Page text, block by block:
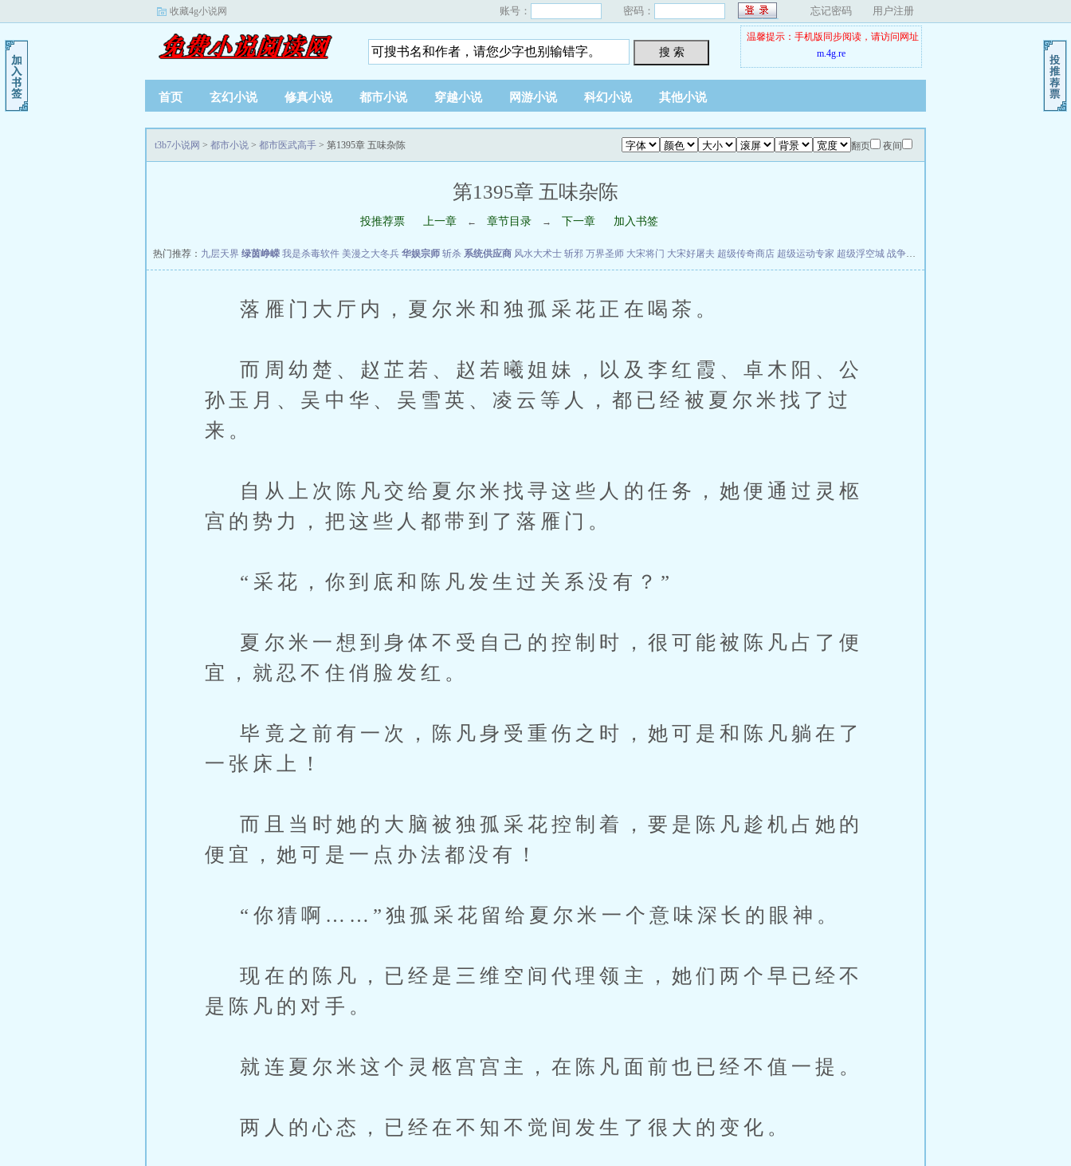
收藏4g小说网 账号： 密码： 忘记密码 用户注册
搜 索
温馨提示：手机版同步阅读，请访问网址
m.4g.re
首页 玄幻小说 修真小说 都市小说 穿越小说 网游小说 科幻小说 其他小说
翻页 夜间
t3b7小说网 > 都市小说 > 都市医武高手 > 第1395章 五味杂陈
第1395章 五味杂陈
投推荐票 上一章 ← 章节目录 → 下一章 加入书签
热门推荐： 九层天界 绿茵峥嵘 我是杀毒软件 美漫之大冬兵 华娱宗师 斩杀 系统供应商 风水大术士 斩邪 万界圣师 大宋将门 大宋好屠夫 超级传奇商店 超级运动专家 超级浮空城 战争天堂
落雁门大厅内，夏尔米和独孤采花正在喝茶。
而周幼楚、赵芷若、赵若曦姐妹，以及李红霞、卓木阳、公
孙玉月、吴中华、吴雪英、凌云等人，都已经被夏尔米找了过
来。
自从上次陈凡交给夏尔米找寻这些人的任务，她便通过灵柩
宫的势力，把这些人都带到了落雁门。
“采花，你到底和陈凡发生过关系没有？”
夏尔米一想到身体不受自己的控制时，很可能被陈凡占了便
宜，就忍不住俏脸发红。
毕竟之前有一次，陈凡身受重伤之时，她可是和陈凡躺在了
一张床上！
而且当时她的大脑被独孤采花控制着，要是陈凡趁机占她的
便宜，她可是一点办法都没有！
“你猜啊……”独孤采花留给夏尔米一个意味深长的眼神。
现在的陈凡，已经是三维空间代理领主，她们两个早已经不
是陈凡的对手。
就连夏尔米这个灵柩宫宫主，在陈凡面前也已经不值一提。
两人的心态，已经在不知不觉间发生了很大的变化。